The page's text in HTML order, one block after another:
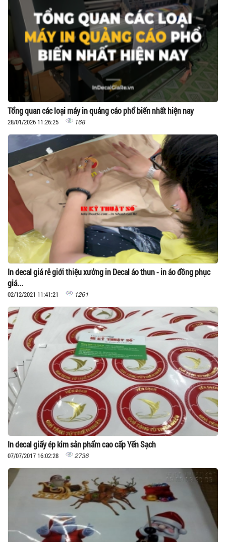
Tổng quan các loại máy in quảng cáo phổ biến nhất hiện nay
28/01/2026 11:26:25 168
In decal giá rẻ giới thiệu xưởng in Decal áo thun - in áo đồng phục
giá...
02/12/2021 11:41:21 1261
In decal giấy ép kim sản phẩm cao cấp Yến Sạch
07/07/2017 16:02:28 2736